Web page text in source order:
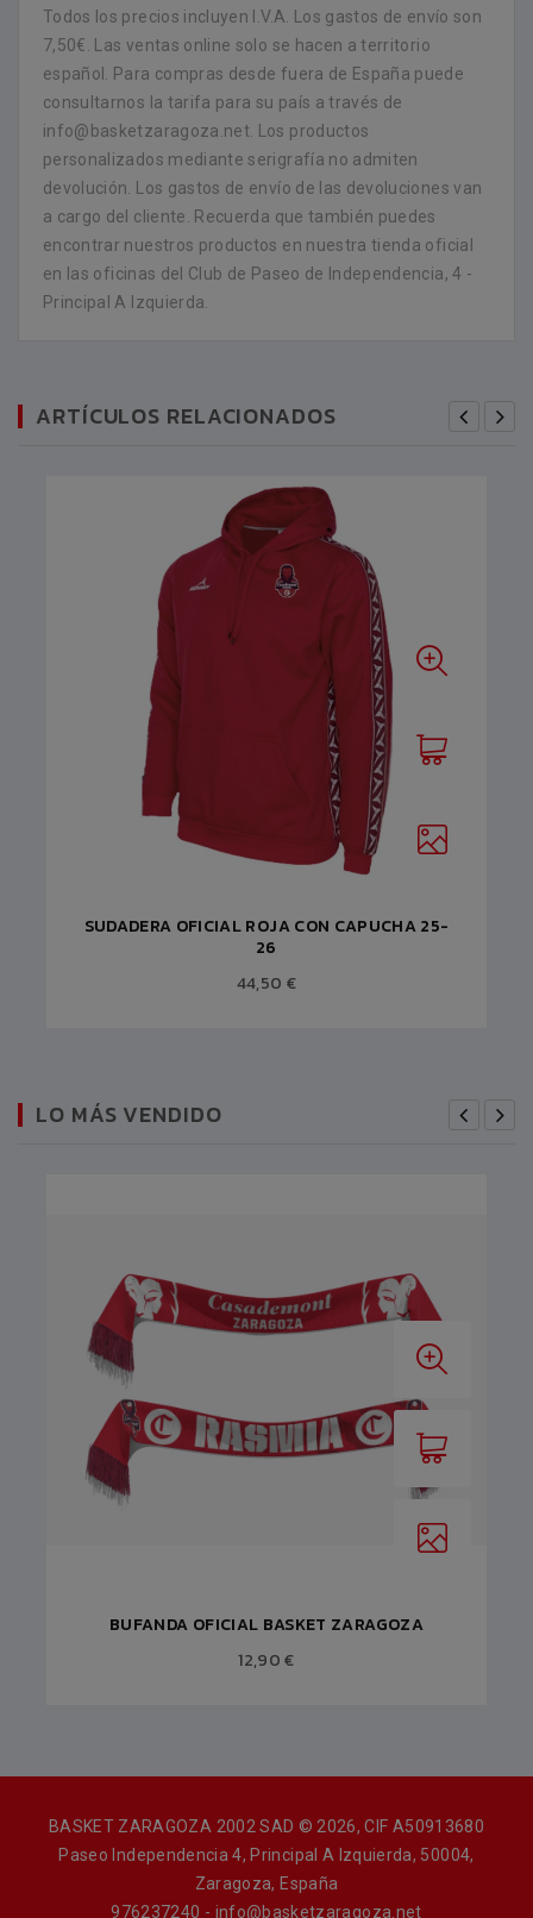
Todos los precios incluyen I.V.A. Los gastos de envío son
7,50€. Las ventas online solo se hacen a territorio
español. Para compras desde fuera de España puede
consultarnos la tarifa para su país a través de
info@basketzaragoza.net. Los productos
personalizados mediante serigrafía no admiten
devolución. Los gastos de envío de las devoluciones van
a cargo del cliente. Recuerda que también puedes
encontrar nuestros productos en nuestra tienda oficial
en las oficinas del Club de Paseo de Independencia, 4 -
Principal A Izquierda.
ARTÍCULOS RELACIONADOS
SUDADERA OFICIAL ROJA CON CAPUCHA 25-
26
44,50 €
LO MÁS VENDIDO
BUFANDA OFICIAL BASKET ZARAGOZA
12,90 €
BASKET ZARAGOZA 2002 SAD © 2026, CIF A50913680
Paseo Independencia 4, Principal A Izquierda, 50004,
Zaragoza, España
976237240 - info@basketzaragoza.net